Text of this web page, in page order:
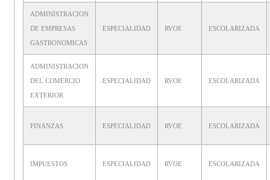
ADMINISTRACION
DE EMPRESAS
GASTRONOMICAS
ESPECIALIDAD RVOE ESCOLARIZADA
ADMINISTRACION
DEL COMERCIO
EXTERIOR
ESPECIALIDAD RVOE ESCOLARIZADA
FINANZAS ESPECIALIDAD RVOE ESCOLARIZADA
IMPUESTOS ESPECIALIDAD RVOE ESCOLARIZADA